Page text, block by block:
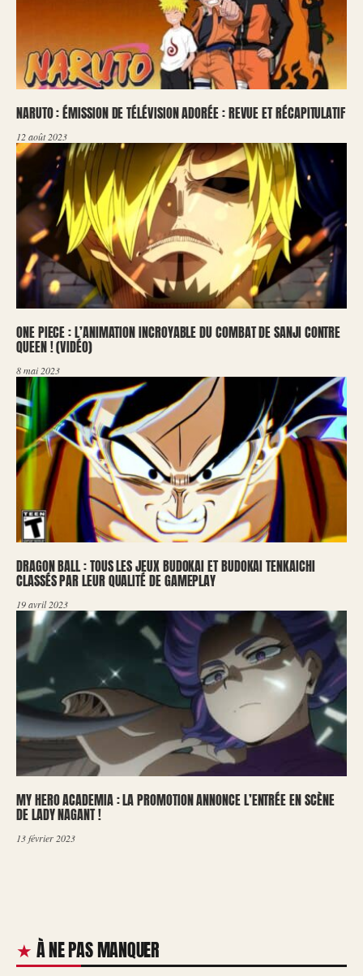
NARUTO : ÉMISSION DE TÉLÉVISION ADORÉE : REVUE ET RÉCAPITULATIF
12 août 2023
ONE PIECE : L’ANIMATION INCROYABLE DU COMBAT DE SANJI CONTRE
QUEEN ! (VIDÉO)
8 mai 2023
DRAGON BALL : TOUS LES JEUX BUDOKAI ET BUDOKAI TENKAICHI
CLASSÉS PAR LEUR QUALITÉ DE GAMEPLAY
19 avril 2023
MY HERO ACADEMIA : LA PROMOTION ANNONCE L’ENTRÉE EN SCÈNE
DE LADY NAGANT !
13 février 2023
À NE PAS MANQUER